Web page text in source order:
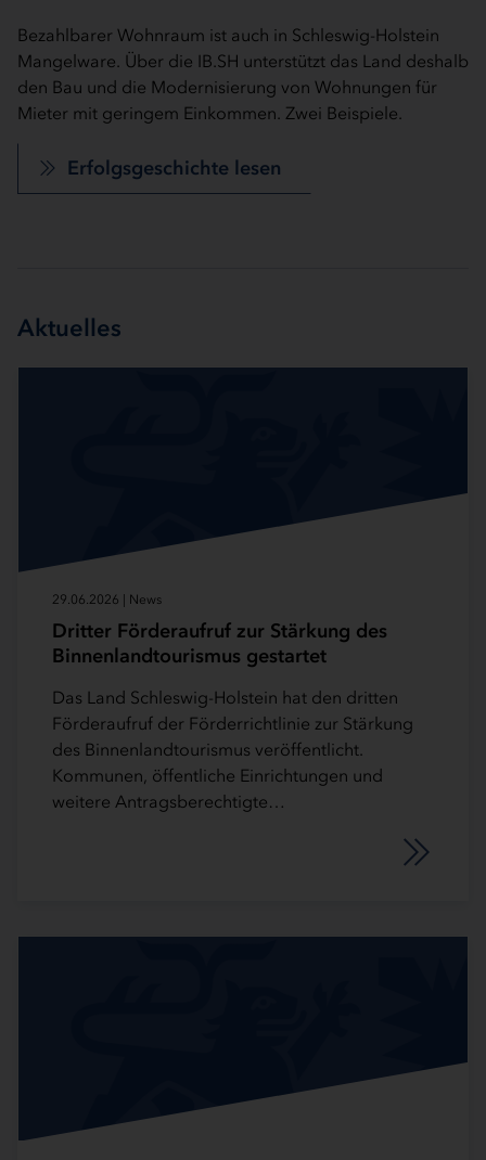
Bezahlbarer Wohnraum ist auch in Schleswig-Holstein
Mangelware. Über die IB.SH unterstützt das Land deshalb
den Bau und die Modernisierung von Wohnungen für
Mieter mit geringem Einkommen. Zwei Beispiele.
Erfolgsgeschichte lesen
In Rendsburg heizen die Kreisverwaltung und der
Uhrenblock künftig mithilfe von Eis.
Erfolgsgeschichte lesen
Das Flensburger Unternehmen Meesenburg setzt auf
Digitalisierung
Erfolgsgeschichte lesen
Kieler Unternehmen e-nema wird über die IB.SH für die
Entwicklung eines ganzheitlichen Energiemanagements
gefördert
Die Baugenossenschaft Adlershorst eG schafft
bezahlbaren modernen Wohnraum in Tornesch
Erfolgsgeschichte lesen
Im Kieler AnscharPark entsteht ein modernes
einem historischen Ensemble denkmalgeschützter
Gebäude.
Aktuelles
29.06.2026 | News
Dritter Förderaufruf zur Stärkung des
Binnenlandtourismus gestartet
Das Land Schleswig-Holstein hat den dritten
Förderaufruf der Förderrichtlinie zur Stärkung
des Binnenlandtourismus veröffentlicht.
Kommunen, öffentliche Einrichtungen und
weitere Antragsberechtigte…